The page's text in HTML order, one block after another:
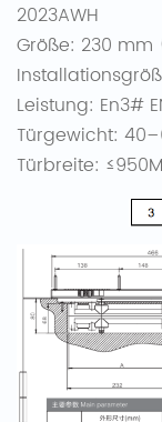
2023AWH
Größe: 230
Leistung: En3#
Türgewicht:
Türbreite: